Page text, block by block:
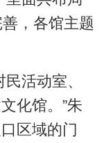
，各馆主题
活动室、
化馆。”朱
区域的门